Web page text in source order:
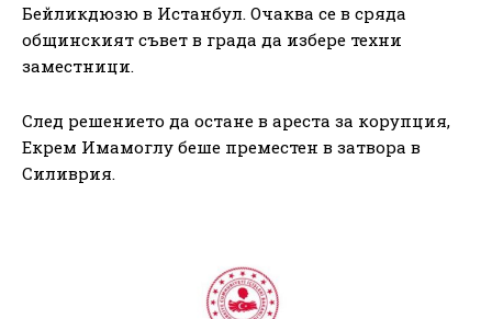
Бейликдюзю в Истанбул. Очаква се в сряда
общинският съвет в града да избере техни
заместници.
След решението да остане в ареста за корупция,
Екрем Имамоглу беше преместен в затвора в
Силиврия.